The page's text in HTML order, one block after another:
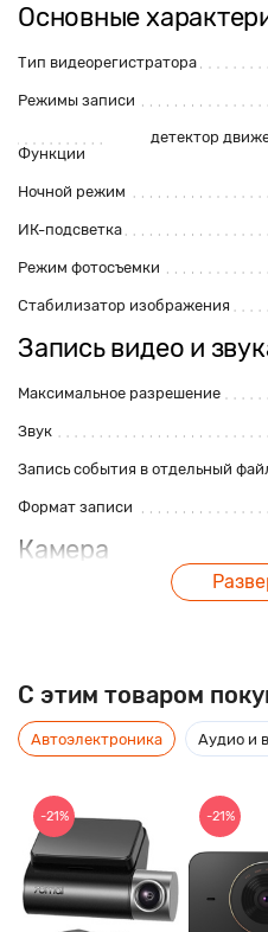
Основные
Тип видеорегистратора
Режимы записи
Функции
детектор
Ночной режим
ИК-подсветка
Режим фотосъемки
Стабилизатор изображения
Запись видео и
Максимальное разрешение
Звук
Запись события в отдельный
Формат записи
Камера
Разрешение матрицы, Мп
Тип питания
Емкость аккумулятора, мАч
Хранение данных
Форматы карт памяти
Дополнительные
C этим товаром
Автоэлектроника Аудио и
-21% -21%